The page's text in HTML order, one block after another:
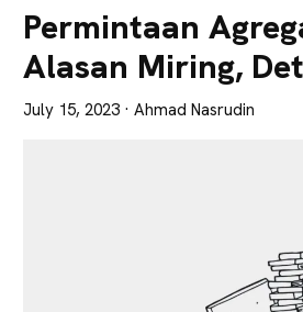
Tajam
Permintaan
Alasan Miring,
July 15, 2023 · Ahmad Nasrudin